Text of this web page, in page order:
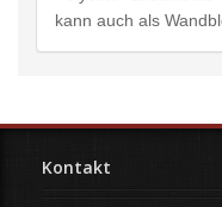
kann auch als
Kontakt